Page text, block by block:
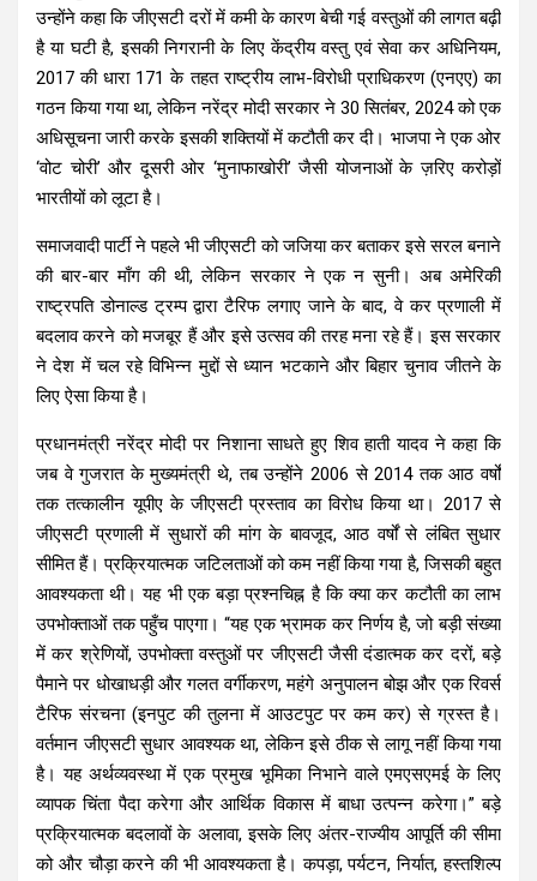
उन्होंने कहा कि जीएसटी दरों में कमी के कारण बेची गई वस्तुओं की लागत बढ़ी
है या घटी है, इसकी निगरानी के लिए केंद्रीय वस्तु एवं सेवा कर अधिनियम,
2017 की धारा 171 के तहत राष्ट्रीय लाभ-विरोधी प्राधिकरण (एनएए) का
गठन किया गया था, लेकिन नरेंद्र मोदी सरकार ने 30 सितंबर, 2024 को एक
अधिसूचना जारी करके इसकी शक्तियों में कटौती कर दी। भाजपा ने एक ओर
‘वोट चोरी’ और दूसरी ओर ‘मुनाफाखोरी’ जैसी योजनाओं के ज़रिए करोड़ों
भारतीयों को लूटा है।
समाजवादी पार्टी ने पहले भी जीएसटी को जजिया कर बताकर इसे सरल बनाने
की बार-बार माँग की थी, लेकिन सरकार ने एक न सुनी। अब अमेरिकी
राष्ट्रपति डोनाल्ड ट्रम्प द्वारा टैरिफ लगाए जाने के बाद, वे कर प्रणाली में
बदलाव करने को मजबूर हैं और इसे उत्सव की तरह मना रहे हैं। इस सरकार
ने देश में चल रहे विभिन्न मुद्दों से ध्यान भटकाने और बिहार चुनाव जीतने के
लिए ऐसा किया है।
प्रधानमंत्री नरेंद्र मोदी पर निशाना साधते हुए शिव हाती यादव ने कहा कि
जब वे गुजरात के मुख्यमंत्री थे, तब उन्होंने 2006 से 2014 तक आठ वर्षों
तक तत्कालीन यूपीए के जीएसटी प्रस्ताव का विरोध किया था। 2017 से
जीएसटी प्रणाली में सुधारों की मांग के बावजूद, आठ वर्षों से लंबित सुधार
सीमित हैं। प्रक्रियात्मक जटिलताओं को कम नहीं किया गया है, जिसकी बहुत
आवश्यकता थी। यह भी एक बड़ा प्रश्नचिह्न है कि क्या कर कटौती का लाभ
उपभोक्ताओं तक पहुँच पाएगा। “यह एक भ्रामक कर निर्णय है, जो बड़ी संख्या
में कर श्रेणियों, उपभोक्ता वस्तुओं पर जीएसटी जैसी दंडात्मक कर दरों, बड़े
पैमाने पर धोखाधड़ी और गलत वर्गीकरण, महंगे अनुपालन बोझ और एक रिवर्स
टैरिफ संरचना (इनपुट की तुलना में आउटपुट पर कम कर) से ग्रस्त है।
वर्तमान जीएसटी सुधार आवश्यक था, लेकिन इसे ठीक से लागू नहीं किया गया
है। यह अर्थव्यवस्था में एक प्रमुख भूमिका निभाने वाले एमएसएमई के लिए
व्यापक चिंता पैदा करेगा और आर्थिक विकास में बाधा उत्पन्न करेगा।” बड़े
प्रक्रियात्मक बदलावों के अलावा, इसके लिए अंतर-राज्यीय आपूर्ति की सीमा
को और चौड़ा करने की भी आवश्यकता है। कपड़ा, पर्यटन, निर्यात, हस्तशिल्प